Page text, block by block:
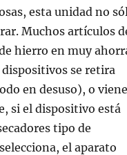
esta unidad no
Muchos artículos
hierro en muy
se retira
en desuso), o viene
si el dispositivo está
tipo de
el aparato